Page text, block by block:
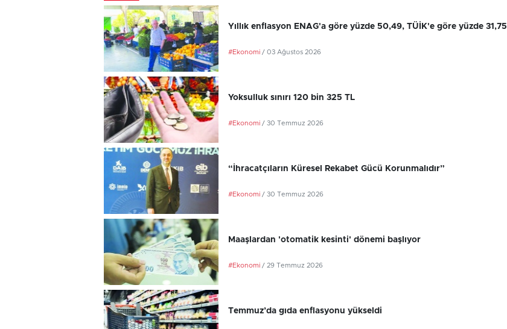
Yıllık enflasyon ENAG'a göre yüzde 50,49, TÜİK'e göre yüzde 31,75
#Ekonomi / 03 Ağustos 2026
Yoksulluk sınırı 120 bin 325 TL
#Ekonomi / 30 Temmuz 2026
“İhracatçıların Küresel Rekabet Gücü Korunmalıdır”
#Ekonomi / 30 Temmuz 2026
Maaşlardan 'otomatik kesinti' dönemi başlıyor
#Ekonomi / 29 Temmuz 2026
Temmuz’da gıda enflasyonu yükseldi